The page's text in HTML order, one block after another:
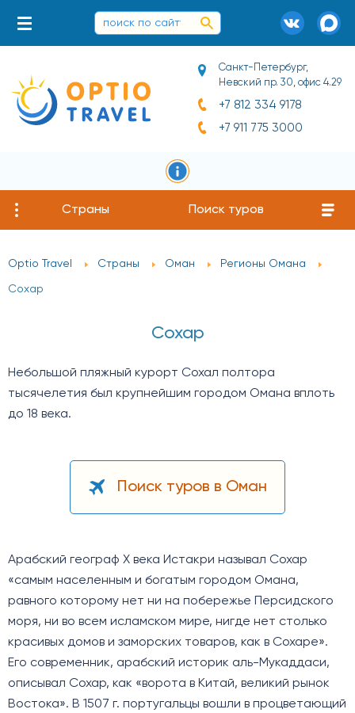
Санкт-Петербург,
Невский пр. 30, офис 4.29
+7 812 334 9178
+7 911 775 3000
Страны Поиск туров
Optio Travel Страны Оман Регионы Омана
Сохар
Сохар
Небольшой пляжный курорт Сохал полтора
тысячелетия был крупнейшим городом Омана вплоть
до 18 века.
Поиск туров в Оман
Арабский географ X века Истакри называл Сохар
«самым населенным и богатым городом Омана,
равного которому нет ни на побережье Персидского
моря, ни во всем исламском мире, нигде нет столько
красивых домов и заморских товаров, как в Сохаре».
Его современник, арабский историк аль-Мукаддаси,
описывал Сохар, как «ворота в Китай, великий рынок
Востока». В 1507 г. португальцы вошли в процветающий